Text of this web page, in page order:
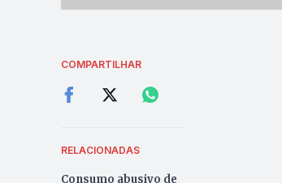
COMPARTILHAR
RELACIONADAS
Consumo abusivo de